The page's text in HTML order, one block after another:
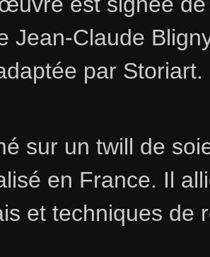
Jean-Claude
par Storiart.
sur un twill de
en France. Il
et techniques de